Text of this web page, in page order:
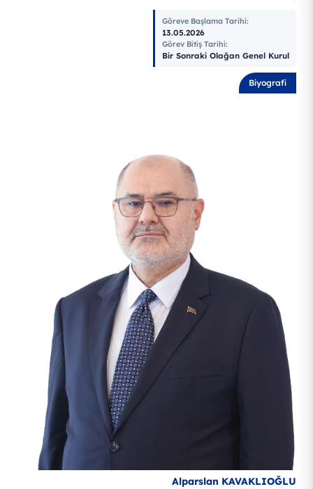
Göreve Başlama Tarihi:
13.05.2026
Görev Bitiş Tarihi:
Bir Sonraki Olağan Genel Kurul
Biyografi
Alparslan KAVAKLIOĞLU